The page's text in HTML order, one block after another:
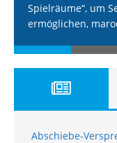
Spielräume“, um
ermöglichen,
Abschiebe-